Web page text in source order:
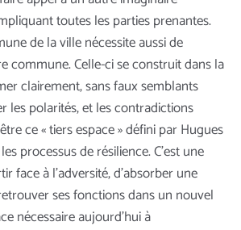
toutes les parties prenantes.
de la ville nécessite aussi de
commune. Celle-ci se construit dans la
clairement, sans faux semblants
les polarités, et les contradictions
ce « tiers espace » défini par Hugues
processus de résilience. C’est une
face à l’adversité, d’absorber une
ses fonctions dans un nouvel
nécessaire aujourd’hui à